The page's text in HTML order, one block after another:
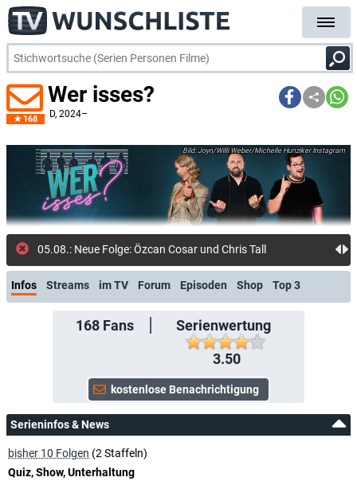
168
Wer isses?
D, 2024–
Joyn/Willi Weber/Michelle Hunziker Instagram
Infos Streams im TV Forum Episoden Shop Top 3
168Fans
Serienwertung
3.50
Serieninfos & News
bisher 10 Folgen (2 Staffeln)
Quiz, Show, Unterhaltung